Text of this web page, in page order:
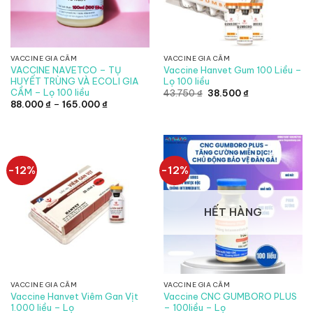
VACCINE GIA CẦM
VACCINE NAVETCO – TỤ
HUYẾT TRÙNG VÀ ECOLI GIA
CẦM – Lọ 100 liều
88.000₫ – 165.000₫Khoảng
VACCINE GIA CẦM
Vaccine Hanvet Gum 100 Liều –
Lọ 100 liều
43.750₫ Giá
38.500₫Giá
-12%
VACCINE GIA CẦM
Vaccine Hanvet Viêm Gan Vịt
1.000 liều – Lọ
-12%
HẾT HÀNG
VACCINE GIA CẦM
Vaccine CNC GUMBORO PLUS
– 100liều – Lọ